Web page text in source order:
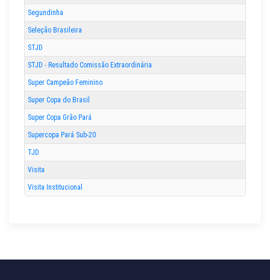
Segundinha
Seleção Brasileira
STJD
STJD - Resultado Comissão Extraordinária
Super Campeão Feminino
Super Copa do Brasil
Super Copa Grão Pará
Supercopa Pará Sub-20
TJD
Visita
Visita Institucional